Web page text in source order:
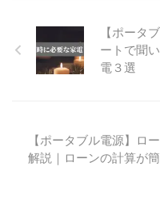
【ポータ
ートで聞
電３選
【ポータブル電源】ロ
解説｜ローンの計算が